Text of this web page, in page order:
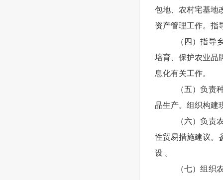
包地、农村宅基地
资产管理工作。指
（四）指导
培育、保护农业品
息化有关工作。
（五）负责
品生产。组织构建
（六）负责
性贸易措施建议。
设 。
（七）组织